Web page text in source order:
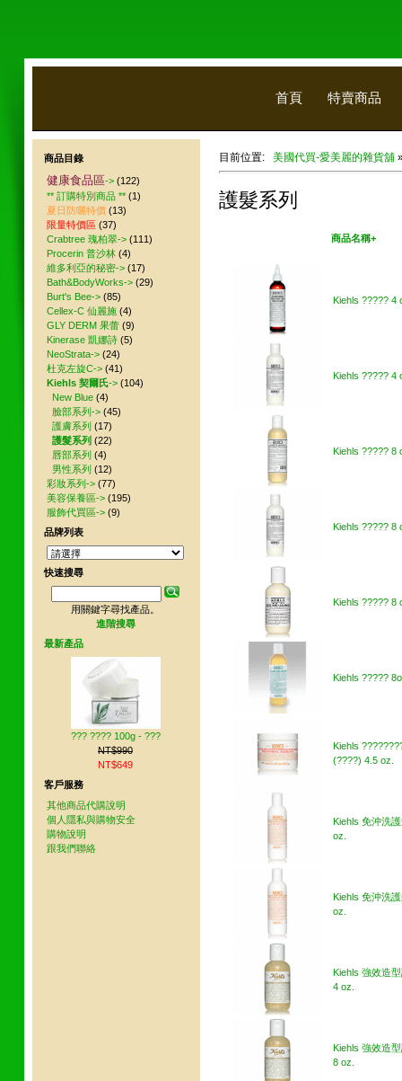
首頁 特賣商品
目前位置: 美國代買-愛美麗的雜貨舖
護髮系列
商品名稱+
Kiehls ????? 4
Kiehls ????? 4
Kiehls ????? 8
Kiehls ????? 8
Kiehls ????? 8
Kiehls ?????
Kiehls
(????) 4.5 oz.
Kiehls 免沖洗
oz.
Kiehls 免沖洗
oz.
Kiehls 強效造
4 oz.
Kiehls 強效造
8 oz.
商品目錄
健康食品區-> (122)
** 訂購特別商品 ** (1)
夏日防曬特價 (13)
限量特價區 (37)
Crabtree 瑰柏翠-> (111)
Procerin 普沙林 (4)
維多利亞的秘密-> (17)
Bath&BodyWorks-> (29)
Burt's Bee-> (85)
Cellex-C 仙麗施 (4)
GLY DERM 果蕾 (9)
Kinerase 凱娜詩 (5)
NeoStrata-> (24)
杜克左旋C-> (41)
Kiehls 契爾氏-> (104)
New Blue (4)
臉部系列-> (45)
護膚系列 (17)
護髮系列 (22)
唇部系列 (4)
男性系列 (12)
彩妝系列-> (77)
美容保養區-> (195)
服飾代買區-> (9)
品牌列表
快速搜尋
用關鍵字尋找產品。
進階搜尋
最新產品
??? ???? 100g - ???
NT$990
NT$649
客戶服務
其他商品代購說明
個人隱私與購物安全
購物說明
跟我們聯絡